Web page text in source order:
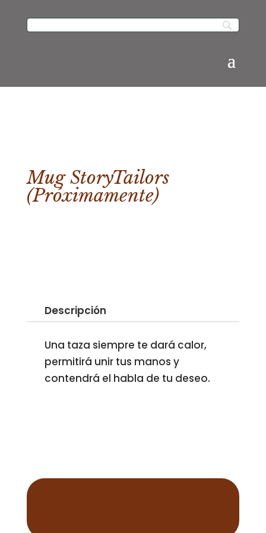
Mug StoryTailors
(Próximamente)
Descripción
Una taza siempre te dará calor,
permitirá unir tus manos y
contendrá el habla de tu deseo.